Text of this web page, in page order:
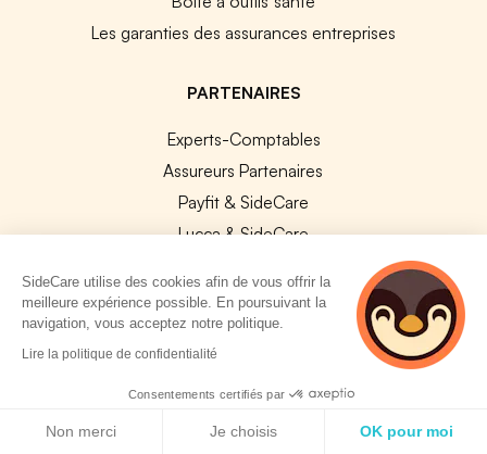
Les garanties des assurances entreprises
PARTENAIRES
Experts-Comptables
Assureurs Partenaires
Payfit & SideCare
Lucca & SideCare
Livi & SideCare
Lianeli & SideCare
Les SIRH / Systèmes de paie connectés
SideCare utilise des cookies afin de vous offrir la
meilleure expérience possible. En poursuivant la
navigation, vous acceptez notre politique.
Lire la politique de confidentialité
Consentements certifiés par
Non merci Je choisis OK pour moi
2 personnes
consultent
actuellement cette